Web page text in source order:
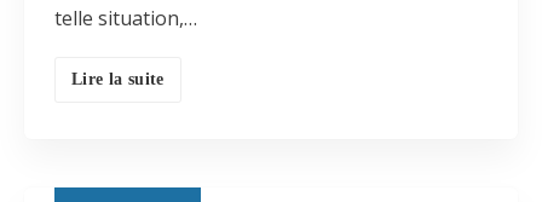
telle situation,…
Lire la suite